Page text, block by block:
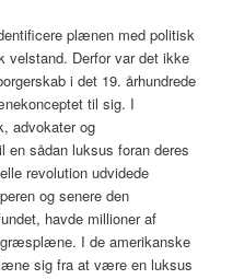
plænen med politisk
velstand. Derfor var det ikke
i det 19. århundrede
til sig. I
advokater og
en sådan luksus foran deres
revolution udvidede
og senere den
havde millioner af
I de amerikanske
sig fra at være en luksus